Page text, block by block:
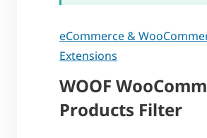
eCommerce &
Extensions
WOOF
Products Filter